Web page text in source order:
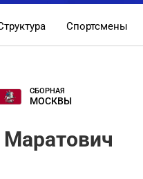
Спортсмены
СБОРНАЯ
МОСКВЫ